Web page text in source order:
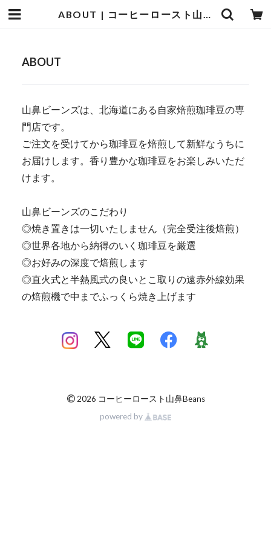
ABOUT | コーヒーロースト山鼻Beans
ABOUT
山鼻ビーンズは、北海道にある自家焙煎珈琲豆の専
門店です。
ご注文を受けてから珈琲豆を焙煎して新鮮なうちに
お届けします。香り豊かな珈琲豆をお楽しみいただ
けます。
山鼻ビーンズのこだわり
◎焼き置きは一切いたしません（完全受注後焙煎）
◎世界各地から納得のいく珈琲豆を厳選
◎お好みの深度で焙煎します
◎直火式と半熱風式の良いとこ取りの遠赤外線効果
の焙煎機で中までふっくら焼き上げます
©2026 コーヒーロースト山鼻Beans
powered by